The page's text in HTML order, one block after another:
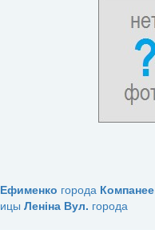
Ефименко города
Леніна Вул. города